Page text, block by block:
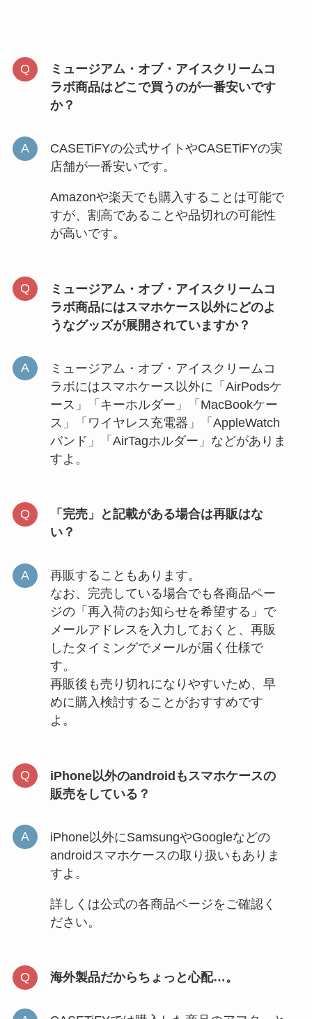
ミュージアム・オブ・アイスクリームコ
ラボ商品はどこで買うのが一番安いです
か？
CASETiFYの公式サイトやCASETiFYの実
店舗が一番安いです。
Amazonや楽天でも購入することは可能で
すが、割高であることや品切れの可能性
が高いです。
ミュージアム・オブ・アイスクリームコ
ラボ商品にはスマホケース以外にどのよ
うなグッズが展開されていますか？
ミュージアム・オブ・アイスクリームコ
ラボにはスマホケース以外に「AirPodsケ
ース」「キーホルダー」「MacBookケー
ス」「ワイヤレス充電器」「AppleWatch
バンド」「AirTagホルダー」などがありま
すよ。
「完売」と記載がある場合は再販はな
い？
再販することもあります。
なお、完売している場合でも各商品ペー
ジの「再入荷のお知らせを希望する」で
メールアドレスを入力しておくと、再販
したタイミングでメールが届く仕様で
す。
再販後も売り切れになりやすいため、早
めに購入検討することがおすすめです
よ。
iPhone以外のandroidもスマホケースの
販売をしている？
iPhone以外にSamsungやGoogleなどの
androidスマホケースの取り扱いもありま
すよ。
詳しくは公式の各商品ページをご確認く
ださい。
海外製品だからちょっと心配…。